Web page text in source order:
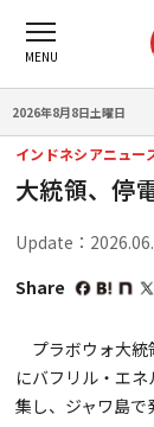
2026年8月8日土曜日
インドネシアニュー
大統領、停
Update：
Share
プラボウォ大統
にバフリル・エ
集し、ジャワ島で